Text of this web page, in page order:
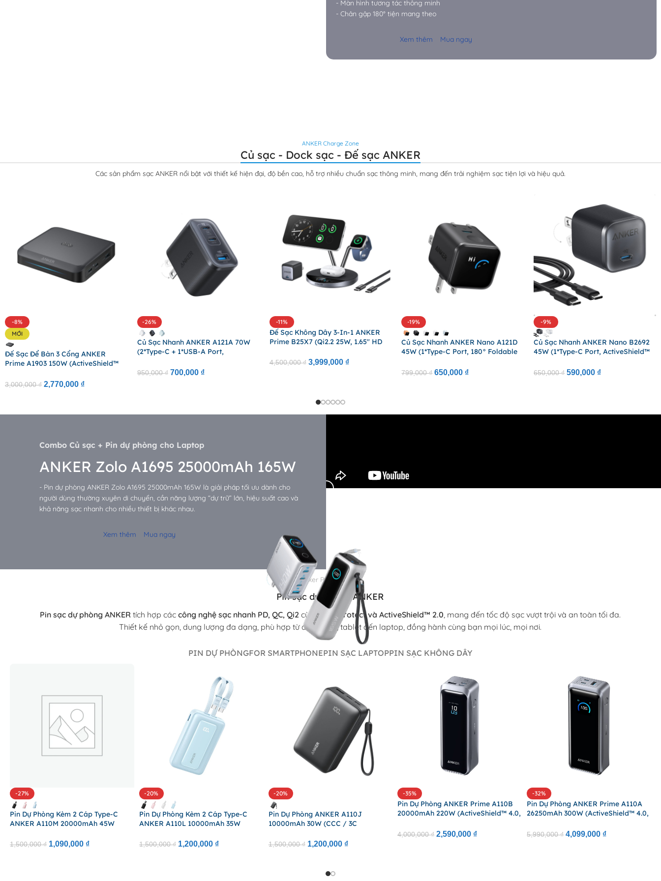
- Màn hình tương tác thông minh
- Chân gập 180° tiện mang theo
Xem thêm Mua ngay
ANKER Charge Zone
Củ sạc - Dock sạc - Đế sạc ANKER
Các sản phẩm sạc ANKER nổi bật với thiết kế hiện đại, độ bền cao, hỗ trợ nhiều chuẩn sạc thông minh, mang đến trải nghiệm sạc tiện lợi và hiệu quả.
-8%
MỚI
Đế Sạc Để Bàn 3 Cổng ANKER
Prime A1903 150W (ActiveShield™
1*USB-A Port, Smart Digital Display,
3,000,000₫ 2,770,000 ₫
-26%
Củ Sạc Nhanh ANKER A121A 70W
(2*Type-C + 1*USB-A Port,
950,000₫ 700,000 ₫
-11%
Đế Sạc Không Dây 3-In-1 ANKER
Prime B25X7 (Qi2.2 25W, 1.65″ HD
Aerospace-Grade TEC Active
4,500,000₫ 3,999,000 ₫
-19%
Củ Sạc Nhanh ANKER Nano A121D
45W (1*Type-C Port, 180° Foldable
5.0)
799,000₫ 650,000 ₫
-9%
Củ Sạc Nhanh ANKER Nano B2692
45W (1*Type-C Port, ActiveShield™
650,000₫ 590,000 ₫
Combo Củ sạc + Pin dự phòng cho Laptop
ANKER Zolo A1695 25000mAh 165W
- Pin dự phòng ANKER Zolo A1695 25000mAh 165W là giải pháp tối ưu dành cho
người dùng thường xuyên di chuyển, cần năng lượng “dự trữ” lớn, hiệu suất cao và
khả năng sạc nhanh cho nhiều thiết bị khác nhau.
Xem thêm Mua ngay
Anker Power Banks
Pin sạc dự phòng ANKER
Pin sạc dự phòng ANKER tích hợp cáccông nghệ sạc nhanh PD, QC, Qi2 cùng MultiProtect và ActiveShield™ 2.0 , mang đến tốc độ sạc vượt trội và an toàn tối đa.
Thiết kế nhỏ gọn, dung lượng đa dạng, phù hợp từ điện thoại, tablet đến laptop, đồng hành cùng bạn mọi lúc, mọi nơi.
PIN DỰ PHÒNGFOR SMARTPHONEPIN SẠC LAPTOPPIN SẠC KHÔNG DÂY
-27%
Pin Dự Phòng Kèm 2 Cáp Type-C
ANKER A110M 20000mAh 45W
Display)
1,500,000₫ 1,090,000 ₫
-20%
Pin Dự Phòng Kèm 2 Cáp Type-C
ANKER A110L 10000mAh 35W
Display)
1,500,000₫ 1,200,000 ₫
-20%
Pin Dự Phòng ANKER A110J
10000mAh 30W (CCC / 3C
Port, Digital Display, LiFePO4 Cell)
1,500,000₫ 1,200,000 ₫
-35%
Pin Dự Phòng ANKER Prime A110B
20000mAh 220W (ActiveShield™ 4.0,
Controls Via App, Adjustable Power
4,000,000₫ 2,590,000 ₫
-32%
Pin Dự Phòng ANKER Prime A110A
26250mAh 300W (ActiveShield™ 4.0,
Max, Real-Time Monitors, Controls
5,990,000₫ 4,099,000 ₫